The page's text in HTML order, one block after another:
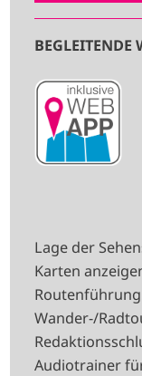
BEGLEITENDE
I
M
G
Lage der
Karten
Wander-/
Audiotrainer